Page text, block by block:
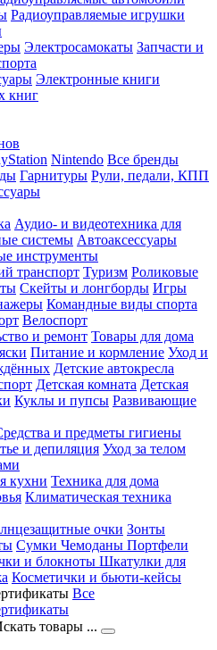
Радиоуправляемые игрушки
Электросамокаты Запчасти и
Электронные книги
книг
Nintendo Все бренды
Гарнитуры Рули, педали, КПП
Аудио- и видеотехника для
системы Автоаксессуары
инструменты
транспорт Туризм Роликовые
Скейты и лонгборды Игры
Командные виды спорта
Велоспорт
и ремонт Товары для дома
Питание и кормление Уход и
Детские автокресла
Детская комната Детская
Куклы и пупсы Развивающие
и предметы гигиены
и депиляция Уход за телом
кухни Техника для дома
Климатическая техника
очки Зонты
Сумки Чемоданы Портфели
и блокноты Шкатулки для
Косметички и бьюти-кейсы
Все
товары ...